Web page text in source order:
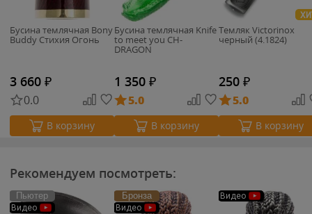
Бусина темлячная Bony
Buddy Стихия Огонь
3 660 ₽
0.0
В корзину
Бусина темлячная Knife
to meet you CH-
DRAGON
1 350 ₽
5.0
В корзину
Темляк Victorinox
черный (4.1824)
250 ₽
5.0
В корзину
Рекомендуем посмотреть:
Пьютер
Видео
Бронза
Видео
Видео